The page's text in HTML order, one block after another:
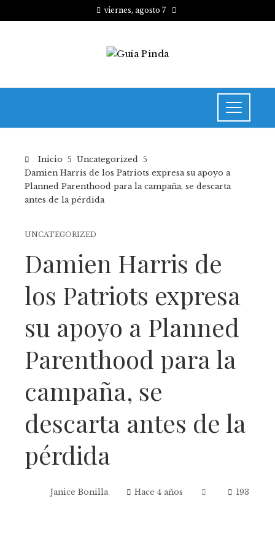
viernes, agosto 7
Inicio
Uncategorized
Damien Harris de los Patriots expresa su apoyo a
Planned Parenthood para la campaña, se descarta
antes de la pérdida
UNCATEGORIZED
Damien Harris de
los Patriots expresa
su apoyo a Planned
Parenthood para la
campaña, se
descarta antes de la
pérdida
Janice Bonilla Hace 4 años 193